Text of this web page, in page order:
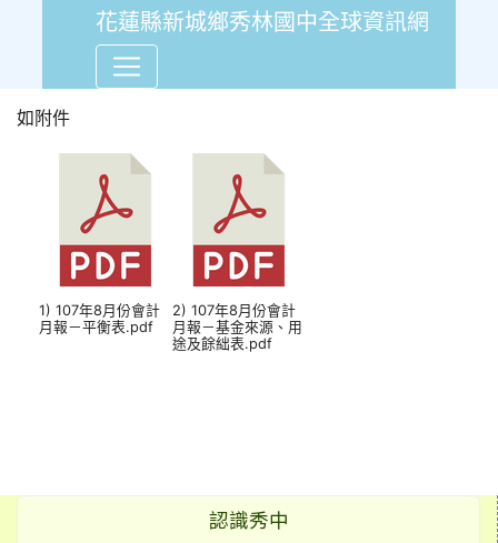
花蓮縣新城鄉秀林國中全球資訊網
107年8月份會計月報-平衡表
如附件
1) 107年8月份會計
月報－平衡表.pdf
2) 107年8月份會計
月報－基金來源、用
途及餘絀表.pdf
認識秀中